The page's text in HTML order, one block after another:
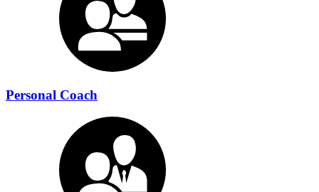
Personal Coach